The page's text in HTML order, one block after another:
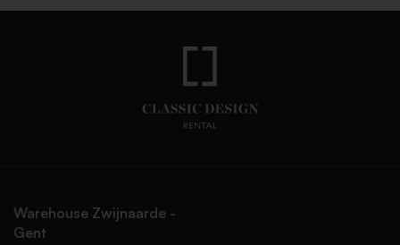
Warehouse Zwijnaarde -
Gent